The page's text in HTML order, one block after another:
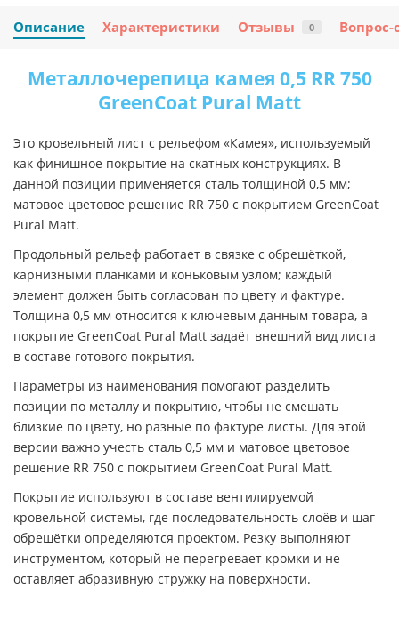
Описание Характеристики Отзывы 0 Вопрос-
Металлочерепица камея 0,5 RR 750
GreenCoat Pural Matt
Это кровельный лист с рельефом «Камея», используемый
как финишное покрытие на скатных конструкциях. В
данной позиции применяется сталь толщиной 0,5 мм;
матовое цветовое решение RR 750 с покрытием GreenCoat
Pural Matt.
Продольный рельеф работает в связке с обрешёткой,
карнизными планками и коньковым узлом; каждый
элемент должен быть согласован по цвету и фактуре.
Толщина 0,5 мм относится к ключевым данным товара, а
покрытие GreenCoat Pural Matt задаёт внешний вид листа
в составе готового покрытия.
Параметры из наименования помогают разделить
позиции по металлу и покрытию, чтобы не смешать
близкие по цвету, но разные по фактуре листы. Для этой
версии важно учесть сталь 0,5 мм и матовое цветовое
решение RR 750 с покрытием GreenCoat Pural Matt.
Покрытие используют в составе вентилируемой
кровельной системы, где последовательность слоёв и шаг
обрешётки определяются проектом. Резку выполняют
инструментом, который не перегревает кромки и не
оставляет абразивную стружку на поверхности.